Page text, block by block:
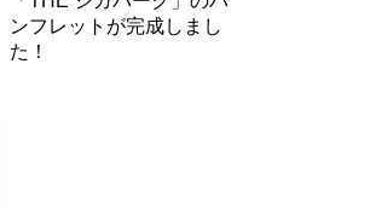
ンフレットが完成しまし
た！